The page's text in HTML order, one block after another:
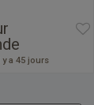
a 45 jours